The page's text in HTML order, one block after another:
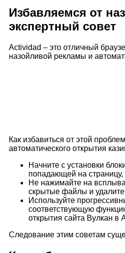
Избавляемся от
экспертный совет
Actividad – это отличный
назойливой рекламы и
Как избавиться от этой
автоматического открытия
Начните с установки
попадающей на страницу,
Не нажимайте на
скрытые файлы и удалите
Используйте
соответствующую
открытия сайта Вулкан в
Следование этим советам